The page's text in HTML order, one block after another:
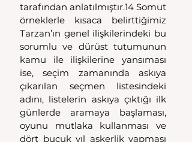
tarafından anlatılmıştır.14 Somut
örneklerle kısaca belirttiğimiz
Tarzan’ın genel ilişkilerindeki bu
sorumlu ve dürüst tutumunun
kamu ile ilişkilerine yansıması
ise, seçim zamanında askıya
çıkarılan seçmen listesindeki
adını, listelerin askıya çıktığı ilk
günlerde aramaya başlaması,
oyunu mutlaka kullanması ve
dört buçuk yıl askerlik yapması